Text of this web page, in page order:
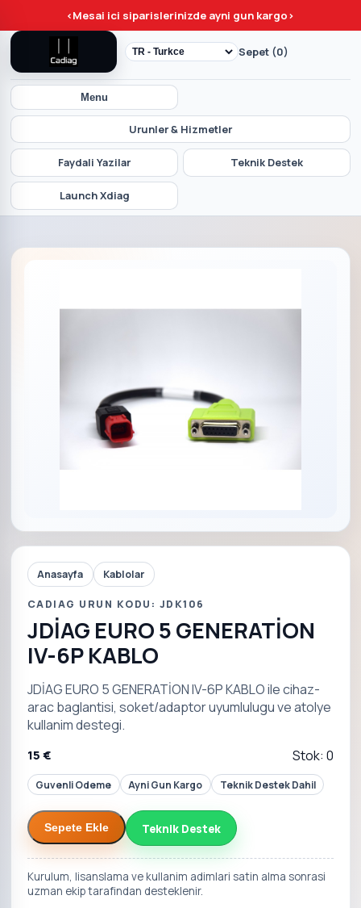
<Mesai ici siparislerinizde ayni gun kargo>
Menu
Urunler & Hizmetler
Faydali Yazilar Teknik Destek
Launch Xdiag
Sepet (0)
Anasayfa Kablolar
CADIAG URUN KODU: JDK106
JDİAG EURO 5 GENERATİON
IV-6P KABLO
JDİAG EURO 5 GENERATİON IV-6P KABLO ile cihaz-
arac baglantisi, soket/adaptor uyumlulugu ve atolye
kullanim destegi.
15 € Stok: 0
Guvenli Odeme Ayni Gun Kargo Teknik Destek Dahil
Sepete Ekle Teknik Destek
Kurulum, lisanslama ve kullanim adimlari satin alma sonrasi
uzman ekip tarafindan desteklenir.